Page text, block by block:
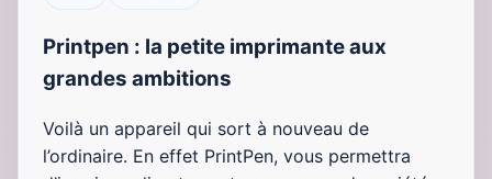
Printpen : la petite imprimante aux
grandes ambitions
Voilà un appareil qui sort à nouveau de
l’ordinaire. En effet PrintPen, vous permettra